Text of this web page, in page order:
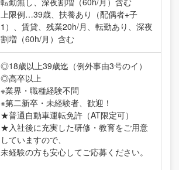
上限例…39歳、扶養あり（配偶者+子
1）、賃貸、残業20h/月、転勤あり、深夜
割増（60h/月）含む
◎18歳以上39歳迄（例外事由3号のイ）
◎高卒以上
※業界・職種経験不問
※第二新卒・未経験者、歓迎！
★普通自動車運転免許（AT限定可）
★入社後に充実した研修・教育をご用意
していますので、
未経験の方も安心してご応募ください。